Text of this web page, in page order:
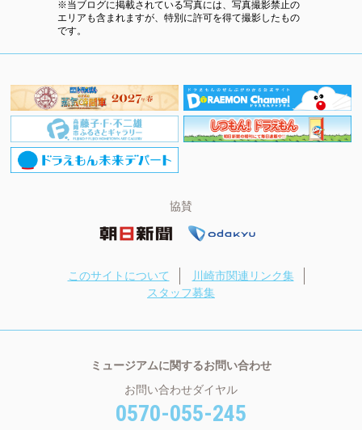
※当ブログに掲載されている写真には、写真撮影禁止の
エリアも含まれますが、特別に許可を得て撮影したもの
です。
協賛
このサイトについて
川崎市関連リンク集
スタッフ募集
ミュージアムに関するお問い合わせ
お問い合わせダイヤル
0570-055-245